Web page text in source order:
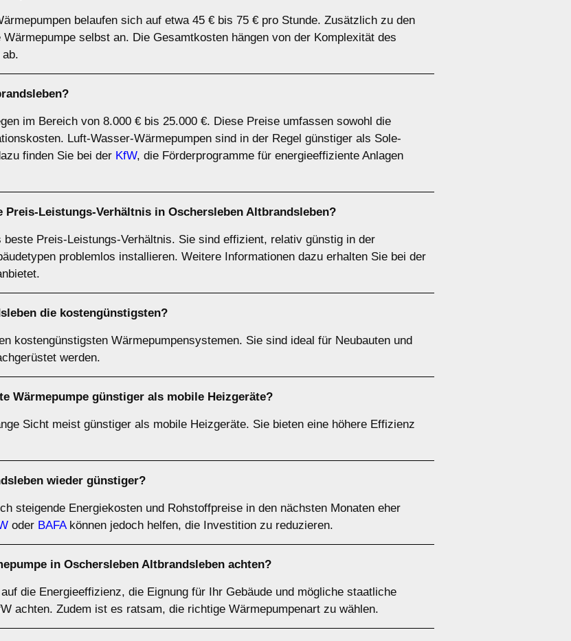
belaufen sich auf etwa 45 € bis 75 € pro Stunde. Zusätzlich zu den
selbst an. Die Gesamtkosten hängen von der Komplexität des
im Bereich von 8.000 € bis 25.000 €. Diese Preise umfassen sowohl die
Luft-Wasser-Wärmepumpen sind in der Regel günstiger als Sole-
finden Sie bei der KfW, die Förderprogramme für energieeffiziente Anlagen
Preis-Leistungs-Verhältnis in Oschersleben Altbrandsleben?
Preis-Leistungs-Verhältnis. Sie sind effizient, relativ günstig in der
problemlos installieren. Weitere Informationen dazu erhalten Sie bei der
die kostengünstigsten?
kostengünstigsten Wärmepumpensystemen. Sie sind ideal für Neubauten und
werden.
Wärmepumpe günstiger als mobile Heizgeräte?
Sicht meist günstiger als mobile Heizgeräte. Sie bieten eine höhere Effizienz
wieder günstiger?
steigende Energiekosten und Rohstoffpreise in den nächsten Monaten eher
oder BAFAkönnen jedoch helfen, die Investition zu reduzieren.
in Oschersleben Altbrandsleben achten?
die Energieeffizienz, die Eignung für Ihr Gebäude und mögliche staatliche
achten. Zudem ist es ratsam, die richtige Wärmepumpenart zu wählen.